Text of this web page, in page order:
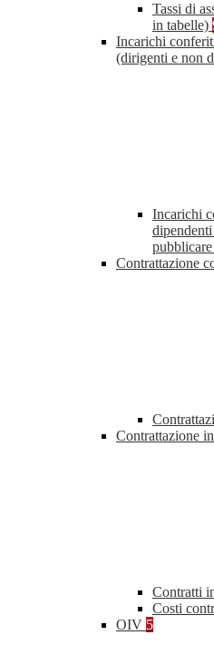
Tassi di
in tabelle)
Incarichi
(dirigenti e non
Incarichi
Contrattazione
Contrattazione
Contratti
Costi
OIV 5